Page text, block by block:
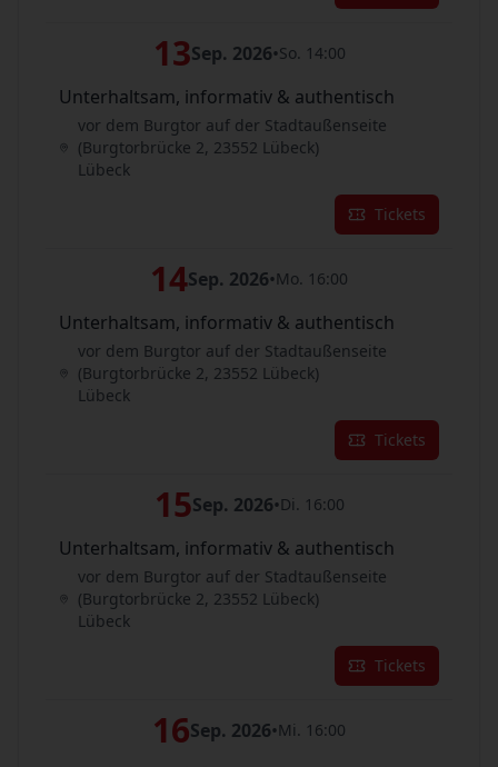
13Sep. 2026•So. 14:00
Unterhaltsam, informativ & authentisch
vor dem Burgtor auf der Stadtaußenseite
(Burgtorbrücke 2, 23552 Lübeck)
Lübeck
Tickets
14Sep. 2026•Mo. 16:00
Unterhaltsam, informativ & authentisch
vor dem Burgtor auf der Stadtaußenseite
(Burgtorbrücke 2, 23552 Lübeck)
Lübeck
Tickets
15Sep. 2026•Di. 16:00
Unterhaltsam, informativ & authentisch
vor dem Burgtor auf der Stadtaußenseite
(Burgtorbrücke 2, 23552 Lübeck)
Lübeck
Tickets
16Sep. 2026•Mi. 16:00